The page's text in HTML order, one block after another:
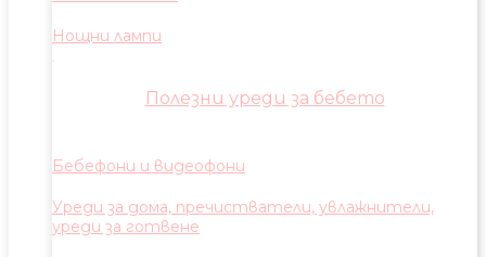
Нощни лампи
Полезни уреди за бебето
Бебефони и видеофони
Уреди за дома, пречистватели, увлажнители,
уреди за готвене